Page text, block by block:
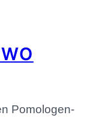
Pomologen-